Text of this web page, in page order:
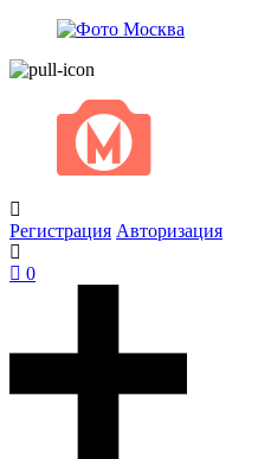
Регистрация Авторизация
0